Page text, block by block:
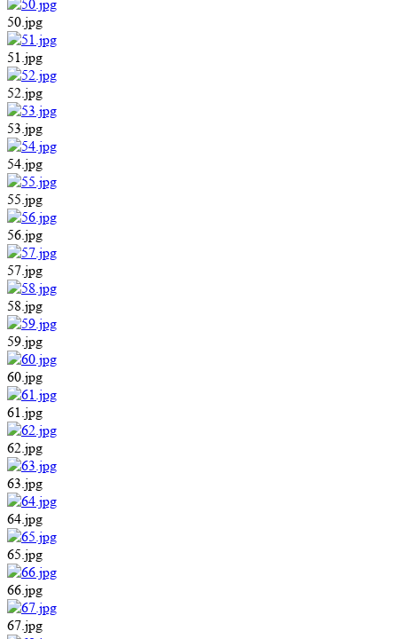
50.jpg
51.jpg
52.jpg
53.jpg
54.jpg
55.jpg
56.jpg
57.jpg
58.jpg
59.jpg
60.jpg
61.jpg
62.jpg
63.jpg
64.jpg
65.jpg
66.jpg
67.jpg